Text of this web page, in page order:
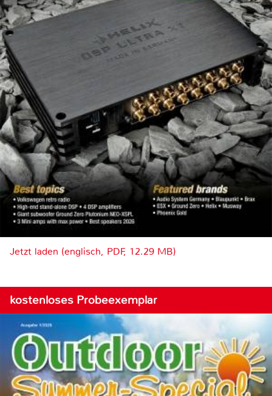
Jetzt laden (englisch, PDF, 12.29 MB)
kostenloses Probeexemplar